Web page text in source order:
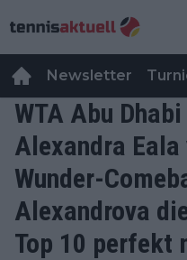
Newsletter
WTA Abu
Alexandra
Wunder-
Alexandrova
Top 10 perfekt